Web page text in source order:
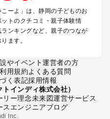
お出かけ
け
出かけ
ーよ」は、静岡の子どものお
トのクチコミ・親子体験情
ンキングなど、親子のつなが
ます。
やイベント運営者の方
利用規約よくある質問
く表記採用情報
インディ株式会社）
リー理念未来図運営サービス
ス エンジニアブログ
Inc.